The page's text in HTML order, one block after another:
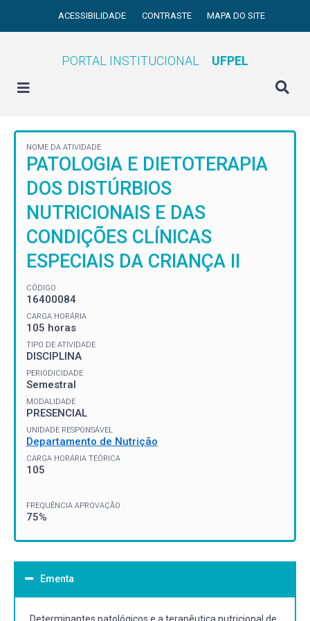
ACESSIBILIDADE CONTRASTE MAPA DO SITE
PORTAL INSTITUCIONAL UFPEL
NOME DA ATIVIDADE
PATOLOGIA E DIETOTERAPIA
DOS DISTÚRBIOS
NUTRICIONAIS E DAS
CONDIÇÕES CLÍNICAS
ESPECIAIS DA CRIANÇA II
CÓDIGO
16400084
CARGA HORÁRIA
105 horas
TIPO DE ATIVIDADE
DISCIPLINA
PERIODICIDADE
Semestral
MODALIDADE
PRESENCIAL
UNIDADE RESPONSÁVEL
Departamento de Nutrição
CARGA HORÁRIA TEÓRICA
105
FREQUÊNCIA APROVAÇÃO
75%
Ementa
Determinantes patológicos e a terapêutica nutricional de